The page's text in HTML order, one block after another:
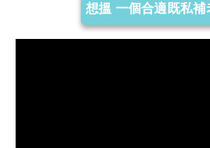
想搵 一個合適既私補